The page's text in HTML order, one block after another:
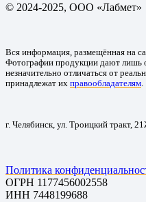
© 2024-2025, ООО «Лабмет»
Вся информация, размещённая на
Фотографии продукции дают лишь
незначительно отличаться от
принадлежат их правообладателям
г. Челябинск, ул. Троицкий тракт,
Политика
ОГРН 1177456002558
ИНН 7448199688